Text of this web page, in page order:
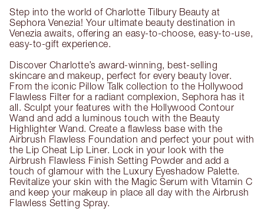
Step into the world of Charlotte Tilbury Beauty at
Sephora Venezia! Your ultimate beauty destination in
Venezia awaits, offering an easy-to-choose, easy-to-use,
easy-to-gift experience.
Discover Charlotte’s award-winning, best-selling
skincare and makeup, perfect for every beauty lover.
From the iconic Pillow Talk collection to the Hollywood
Flawless Filter for a radiant complexion, Sephora has it
all. Sculpt your features with the Hollywood Contour
Wand and add a luminous touch with the Beauty
Highlighter Wand. Create a flawless base with the
Airbrush Flawless Foundation and perfect your pout with
the Lip Cheat Lip Liner. Lock in your look with the
Airbrush Flawless Finish Setting Powder and add a
touch of glamour with the Luxury Eyeshadow Palette.
Revitalize your skin with the Magic Serum with Vitamin C
and keep your makeup in place all day with the Airbrush
Flawless Setting Spray.